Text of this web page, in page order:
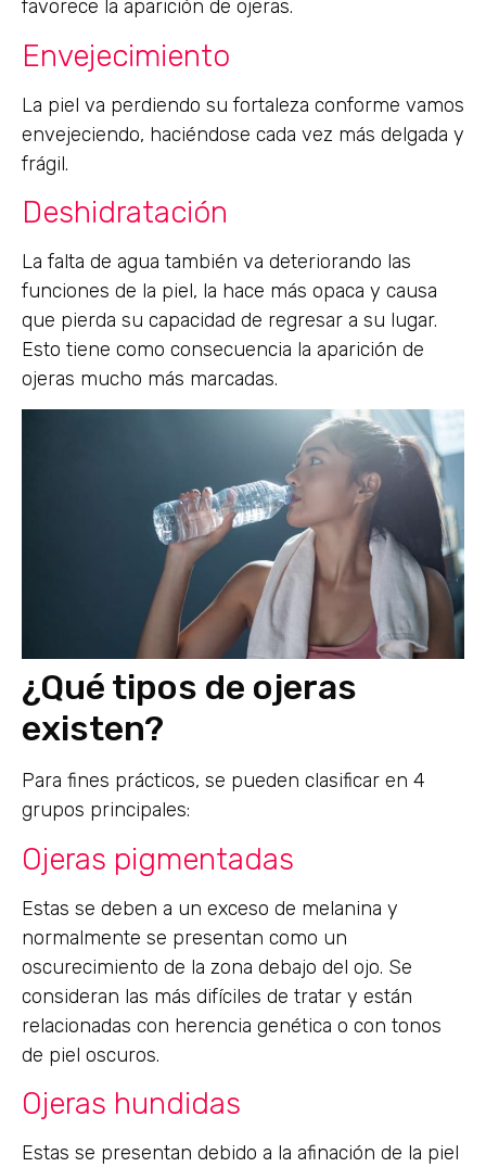
favorece la aparición de ojeras.
Envejecimiento
La piel va perdiendo su fortaleza conforme vamos
envejeciendo, haciéndose cada vez más delgada y
frágil.
Deshidratación
La falta de agua también va deteriorando las
funciones de la piel, la hace más opaca y causa
que pierda su capacidad de regresar a su lugar.
Esto tiene como consecuencia la aparición de
ojeras mucho más marcadas.
¿Qué tipos de ojeras
existen?
Para fines prácticos, se pueden clasificar en 4
grupos principales:
Ojeras pigmentadas
Estas se deben a un exceso de melanina y
normalmente se presentan como un
oscurecimiento de la zona debajo del ojo. Se
consideran las más difíciles de tratar y están
relacionadas con herencia genética o con tonos
de piel oscuros.
Ojeras hundidas
Estas se presentan debido a la afinación de la piel